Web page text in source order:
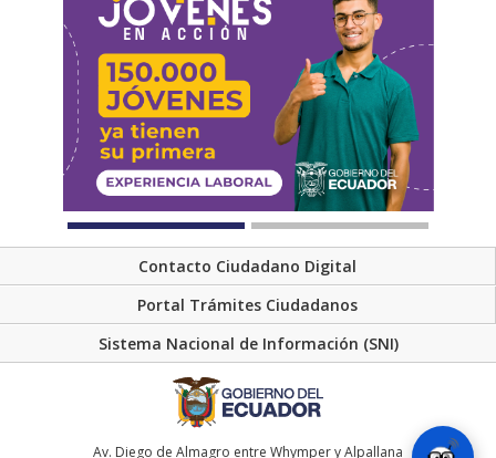
Contacto Ciudadano Digital
Portal Trámites Ciudadanos
Sistema Nacional de Información (SNI)
Av. Diego de Almagro entre Whymper y Alpallana